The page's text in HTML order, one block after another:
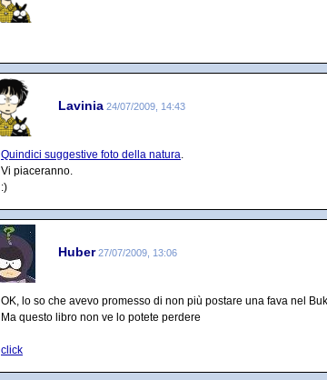
Lavinia 24/07/2009, 14:43
Quindici suggestive foto della natura.
Vi piaceranno.
:)
Huber 27/07/2009, 13:06
OK, lo so che avevo promesso di non più postare una fava nel
Ma questo libro non ve lo potete perdere
click